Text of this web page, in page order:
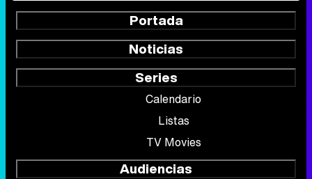
Portada
Noticias
Series
Calendario
Listas
TV Movies
Audiencias